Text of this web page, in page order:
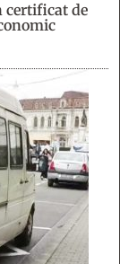
certificat de